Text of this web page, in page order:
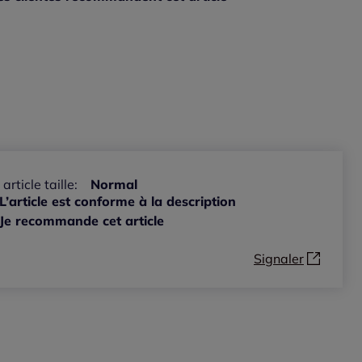
article taille:
Normal
est conforme à la description
recommande cet article
Signaler